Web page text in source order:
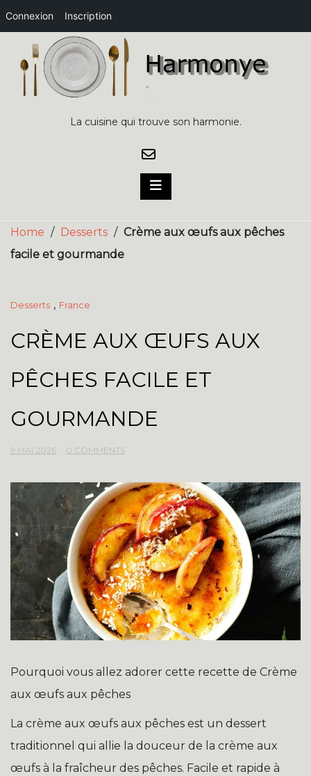
Connexion Inscription
content
La cuisine qui trouve son harmonie.
Home / Desserts / Crème aux œufs aux pêches
facile et gourmande
Desserts , France
CRÈME AUX ŒUFS AUX
PÊCHES FACILE ET
GOURMANDE
9 MAI 2026 0 COMMENTS
Pourquoi vous allez adorer cette recette de Crème
aux œufs aux pêches
La crème aux œufs aux pêches est un dessert
traditionnel qui allie la douceur de la crème aux
œufs à la fraîcheur des pêches. Facile et rapide à